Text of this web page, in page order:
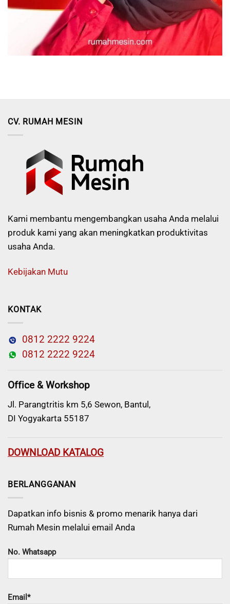
CV. RUMAH MESIN
Kami membantu mengembangkan usaha Anda melalui
produk kami yang akan meningkatkan produktivitas
usaha Anda.
Kebijakan Mutu
KONTAK
0812 2222 9224
0812 2222 9224
Office & Workshop
Jl. Parangtritis km 5,6 Sewon, Bantul,
DI Yogyakarta 55187
DOWNLOAD KATALOG
BERLANGGANAN
Dapatkan info bisnis & promo menarik hanya dari
Rumah Mesin melalui email Anda
No. Whatsapp
Email*